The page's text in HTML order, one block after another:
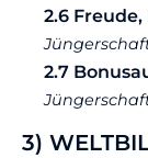
2.6
2.7
3)